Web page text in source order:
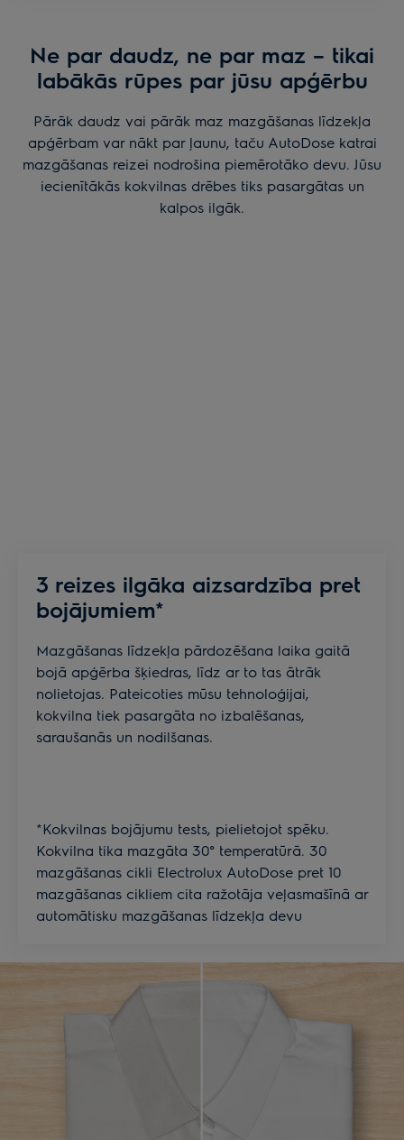
Ne par daudz, ne par maz – tikai
labākās rūpes par jūsu apģērbu
Pārāk daudz vai pārāk maz mazgāšanas līdzekļa
apģērbam var nākt par ļaunu, taču AutoDose katrai
mazgāšanas reizei nodrošina piemērotāko devu. Jūsu
iecienītākās kokvilnas drēbes tiks pasargātas un
kalpos ilgāk.
3 reizes ilgāka aizsardzība pret
bojājumiem*
Mazgāšanas līdzekļa pārdozēšana laika gaitā
bojā apģērba šķiedras, līdz ar to tas ātrāk
nolietojas. Pateicoties mūsu tehnoloģijai,
kokvilna tiek pasargāta no izbalēšanas,
saraušanās un nodilšanas.
*Kokvilnas bojājumu tests, pielietojot spēku.
Kokvilna tika mazgāta 30° temperatūrā. 30
mazgāšanas cikli Electrolux AutoDose pret 10
mazgāšanas cikliem cita ražotāja veļasmašīnā ar
automātisku mazgāšanas līdzekļa devu